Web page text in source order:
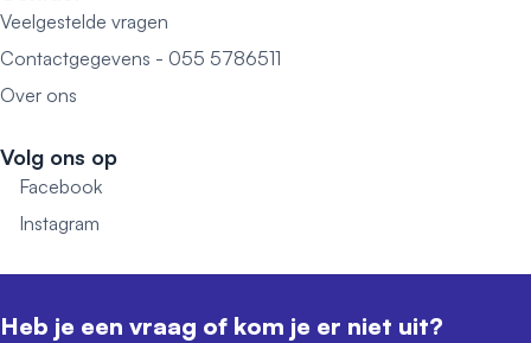
Veelgestelde vragen
Contactgegevens - 055 5786511
Over ons
Volg ons op
Facebook
Instagram
Heb je een vraag of kom je er niet uit?